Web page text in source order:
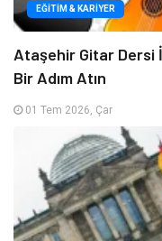
EĞITIM & KARIYER
Ataşehir Gitar Dersi
Bir Adım Atın
01 Tem 2026, Çar